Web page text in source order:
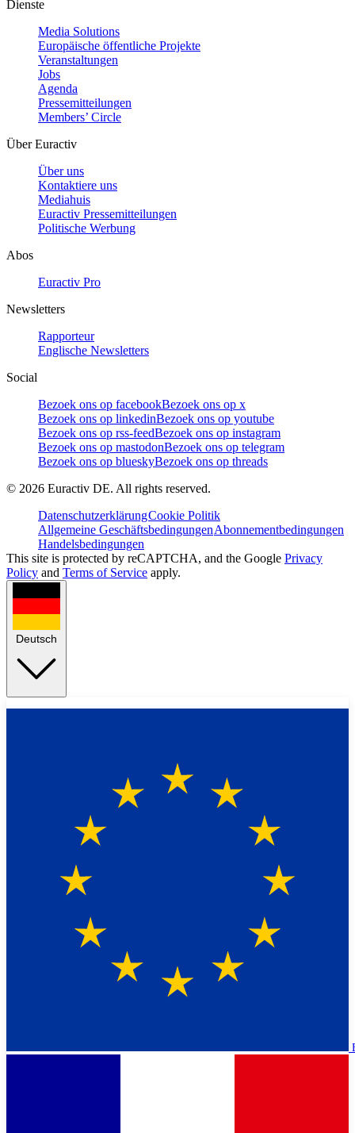
Dienste
Media Solutions
Europäische öffentliche Projekte
Veranstaltungen
Jobs
Agenda
Pressemitteilungen
Members’ Circle
Über Euractiv
Über uns
Kontaktiere uns
Mediahuis
Euractiv Pressemitteilungen
Politische Werbung
Abos
Euractiv Pro
Newsletters
Rapporteur
Englische Newsletters
Social
Bezoek ons op facebookBezoek ons op x
Bezoek ons op linkedinBezoek ons op youtube
Bezoek ons op rss-feedBezoek ons op instagram
Bezoek ons op mastodonBezoek ons op telegram
Bezoek ons op blueskyBezoek ons op threads
© 2026 Euractiv DE. All rights reserved.
DatenschutzerklärungCookie Politik
Allgemeine GeschäftsbedingungenAbonnementbedingungen
Handelsbedingungen
This site is protected by reCAPTCHA, and the Google Privacy
Policy and Terms of Service apply.
Deutsch